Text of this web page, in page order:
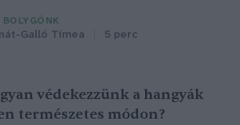
BOLYGÓNK
Galló Tímea 5 perc
védekezzünk a hangyák
természetes módon?